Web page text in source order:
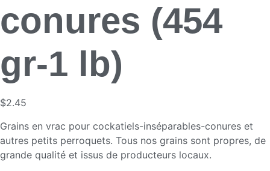
conures (454
gr-1 lb)
$2.45
Grains en vrac pour cockatiels-inséparables-conures et
autres petits perroquets. Tous nos grains sont propres, de
grande qualité et issus de producteurs locaux.